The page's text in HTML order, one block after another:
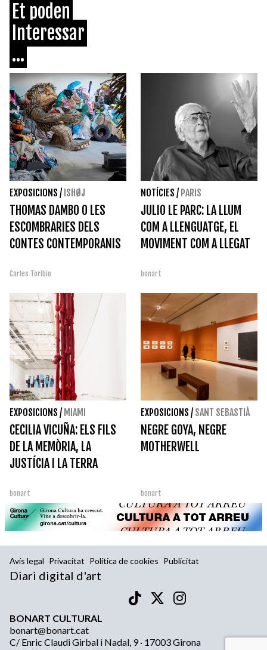
Et poden
Interessar
...
EXPOSICIONS / ISHØJ
THOMAS DAMBO O LES
ESCOMBRARIES DELS
CONTES CONTEMPORANIS
Carles Toribio
NOTÍCIES / PARIS
JULIO LE PARC: LA LLUM
COM A LLENGUATGE, EL
MOVIMENT COM A LLEGAT
bonart
EXPOSICIONS / MIAMI
CECILIA VICUÑA: ELS FILS
DE LA MEMÒRIA, LA
JUSTÍCIA I LA TERRA
bonart
EXPOSICIONS / SANT SEBASTIÀ
NEGRE GOYA, NEGRE
MOTHERWELL
bonart
Avís legal Privacitat Política de cookies Publicitat
Diari digital d'art
BONART CULTURAL
bonart@bonart.cat
C/ Enric Claudi Girbal i Nadal, 9 · 17003 Girona